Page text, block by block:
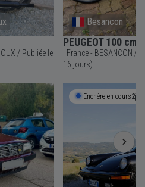
le
Besancon
PEUGEOT 100
France - BESANCON / Publiée le 2026-07-20 (Il y a
16 jours)
Enchère en cours2j